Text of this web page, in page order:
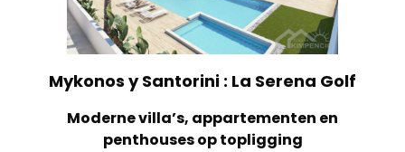
Mykonos y Santorini : La Serena Golf
Moderne villa’s, appartementen en
penthouses op topligging